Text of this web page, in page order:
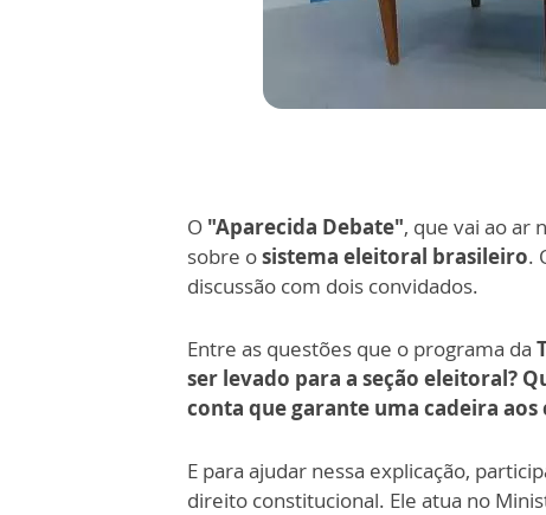
O "Aparecida Debate", que vai ao ar
sobre osistema eleitoral brasileiro.
discussão com dois convidados.
Entre as questões que o programa da
ser levado para a seção eleitoral?
conta que garante uma cadeira aos
E para ajudar nessa explicação,
direito constitucional. Ele atua no